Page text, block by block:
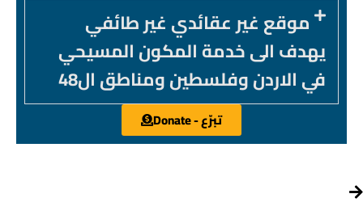
موقع غير عقائدي غير طائفي
يهدف الى خدمة المكون المسيحي
في الاردن وفلسطين ومناطق ال48
تبرّع - Donate